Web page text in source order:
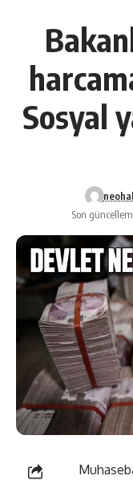
Sosyal
Son